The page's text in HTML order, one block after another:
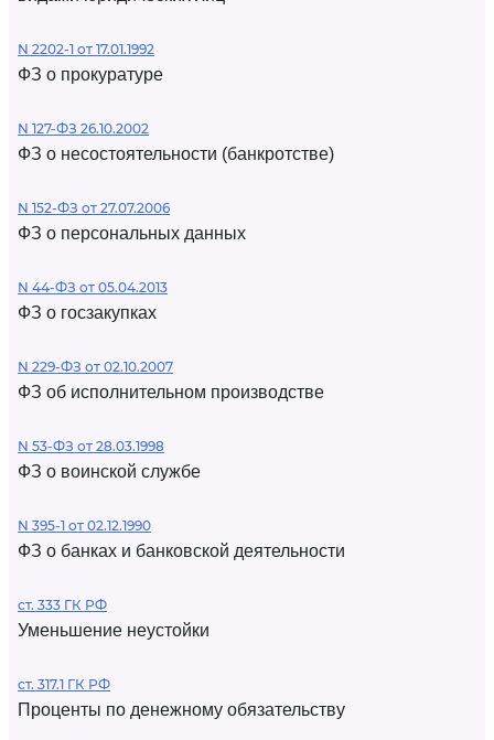
N 2202-1 от 17.01.1992
ФЗ о прокуратуре
N 127-ФЗ 26.10.2002
ФЗ о несостоятельности (банкротстве)
N 152-ФЗ от 27.07.2006
ФЗ о персональных данных
N 44-ФЗ от 05.04.2013
ФЗ о госзакупках
N 229-ФЗ от 02.10.2007
ФЗ об исполнительном производстве
N 53-ФЗ от 28.03.1998
ФЗ о воинской службе
N 395-1 от 02.12.1990
ФЗ о банках и банковской деятельности
ст. 333 ГК РФ
Уменьшение неустойки
ст. 317.1 ГК РФ
Проценты по денежному обязательству